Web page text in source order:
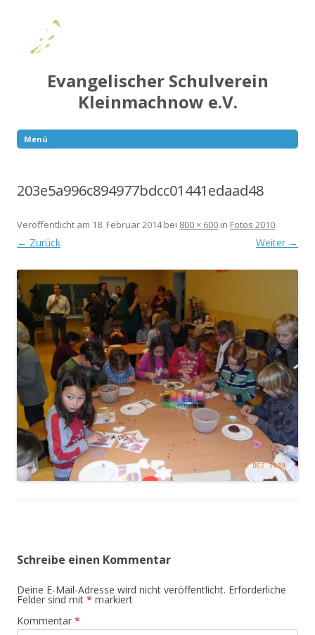
Evangelischer Schulverein
Kleinmachnow e.V.
Menü
203e5a996c894977bdcc01441edaad48
Veröffentlicht am 18. Februar 2014bei 800 × 600 in Fotos 2010.
← Zurück Weiter →
Schreibe einen Kommentar
Deine E-Mail-Adresse wird nicht veröffentlicht. Erforderliche
Felder sind mit * markiert
Kommentar *